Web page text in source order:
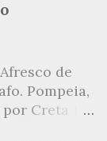
por revelar
o lado
de livros
se
o
de
Pompeia,
Creta 1